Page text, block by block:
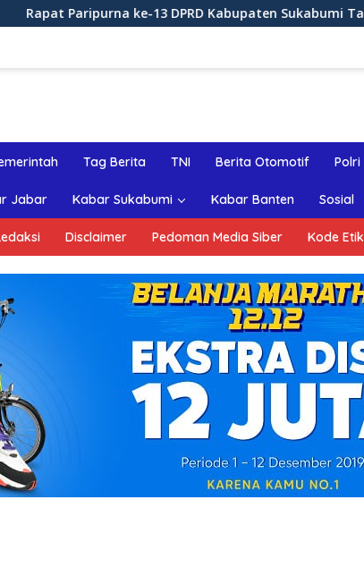
DPRD Kabupaten Sukabumi Tahun Sidang 2026
Tag Berita TNI Berita Otomotif Polri
Jabar Kabar Sukabumi Kabar Banten Sosial
Disclaimer Pedoman Media Siber Kode Etik